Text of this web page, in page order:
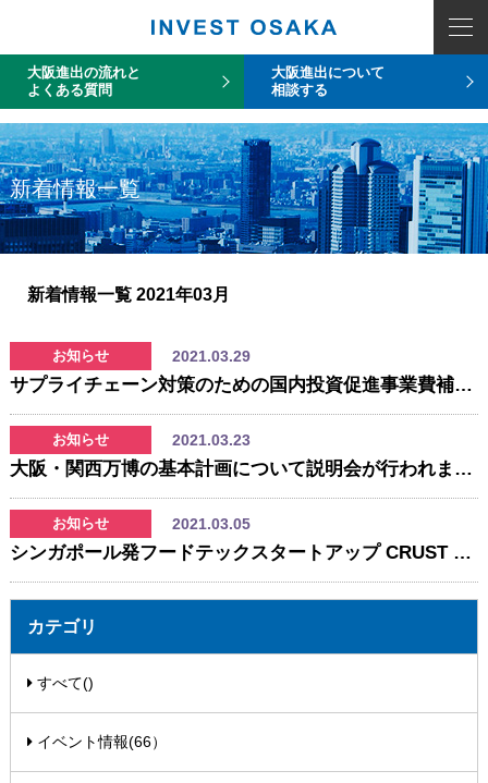
大阪進出の流れと
よくある質問
大阪進出について
相談する
新着情報一覧
新着情報一覧2021年03月
お知らせ 2021.03.29
サプライチェーン対策のための国内投資促進事業費補助金 2次公募について
お知らせ 2021.03.23
大阪・関西万博の基本計画について説明会が行われました (2021年3月30日までオンデマンド配信中)
お知らせ 2021.03.05
シンガポール発フードテックスタートアップ CRUST JAPAN、食品ロスを原料としたアルコール飲料の先行販売開始
カテゴリ
すべて()
イベント情報(66）